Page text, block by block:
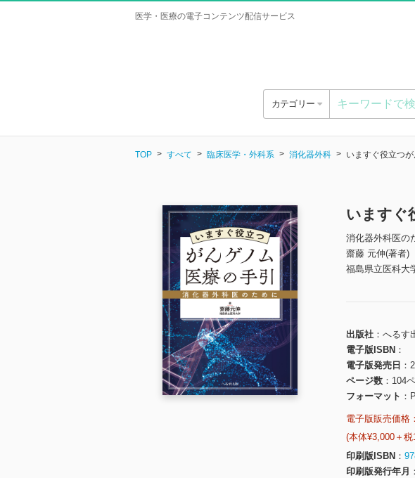
医学・医療の電子コンテンツ配信サービス
カテゴリー
TOP すべて 臨床医学・外科系 消化器外科 いますぐ役立つが
いますぐ
消化器外科医の
齋藤 元伸(著者)
福島県立医科大
出版社
へるす
電子版ISBN
電子版発売日
ページ数
104
フォーマット
電子版販売価格：
(本体¥3,000＋税
印刷版ISBN
印刷版発行年月